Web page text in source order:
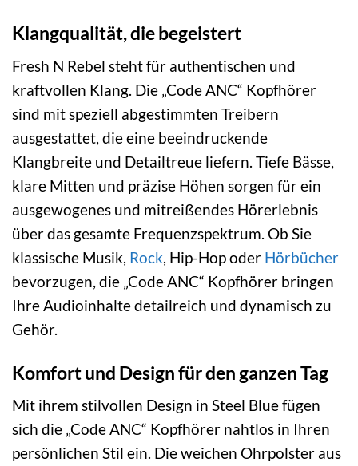
Klangqualität, die begeistert
Fresh N Rebel steht für authentischen und
kraftvollen Klang. Die „Code ANC“ Kopfhörer
sind mit speziell abgestimmten Treibern
ausgestattet, die eine beeindruckende
Klangbreite und Detailtreue liefern. Tiefe Bässe,
klare Mitten und präzise Höhen sorgen für ein
ausgewogenes und mitreißendes Hörerlebnis
über das gesamte Frequenzspektrum. Ob Sie
klassische Musik, Rock , Hip-Hop oder Hörbücher
bevorzugen, die „Code ANC“ Kopfhörer bringen
Ihre Audioinhalte detailreich und dynamisch zu
Gehör.
Komfort und Design für den ganzen Tag
Mit ihrem stilvollen Design in Steel Blue fügen
sich die „Code ANC“ Kopfhörer nahtlos in Ihren
persönlichen Stil ein. Die weichen Ohrpolster aus